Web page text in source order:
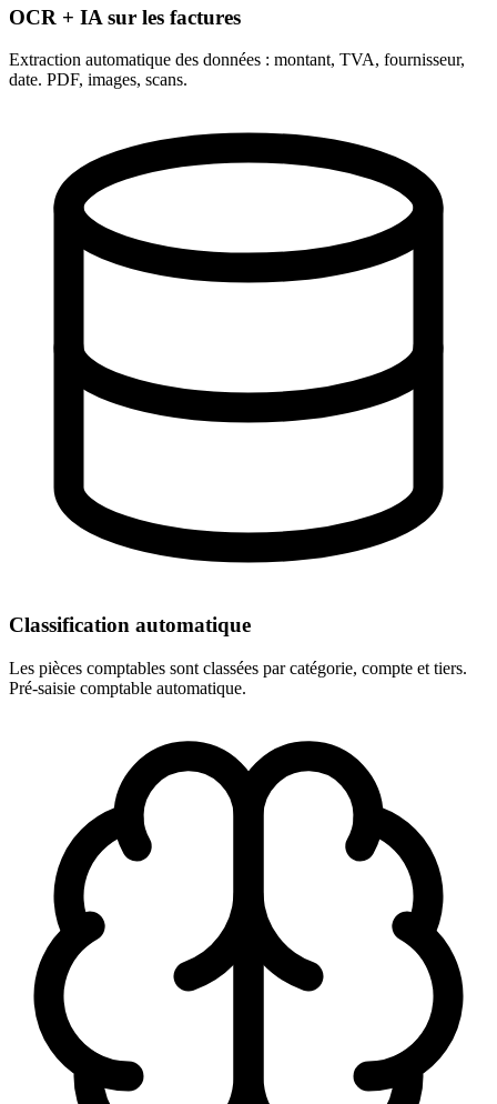
OCR + IA sur les factures
Extraction automatique des données : montant, TVA, fournisseur,
date. PDF, images, scans.
Classification automatique
Les pièces comptables sont classées par catégorie, compte et tiers.
Pré-saisie comptable automatique.